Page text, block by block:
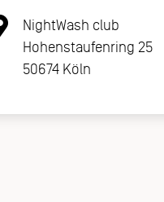
NightWash club
Hohenstaufenring 25
50674 Köln